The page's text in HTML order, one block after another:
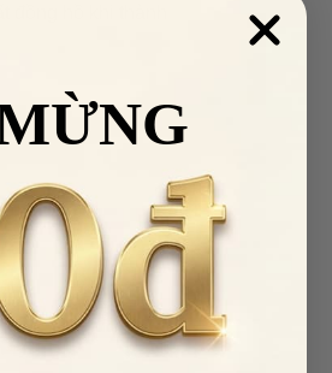
LẤY MÃ
Điều kiện
hồ khi thành